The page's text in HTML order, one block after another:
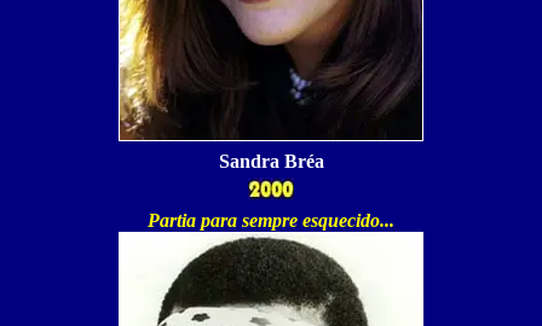
Sandra Bréa
Partia para sempre esquecido...